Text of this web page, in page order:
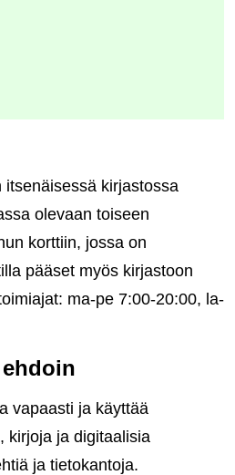
kirjastossa
olevaan toiseen
korttiin, jossa on
pääset myös kirjastoon
ma-pe 7:00-20:00, la-
vapaasti ja käyttää
kirjoja ja digitaalisia
ja tietokantoja.